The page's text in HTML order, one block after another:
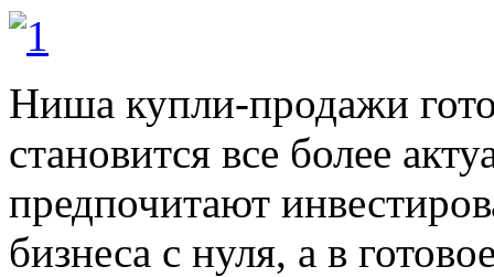
Ниша купли-продажи
становится все более
предпочитают
бизнеса с нуля, а в